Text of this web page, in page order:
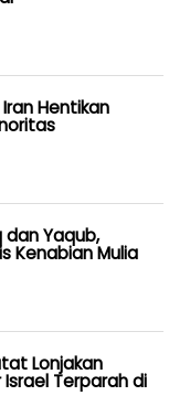
Iran Hentikan
dan Yaqub,
Kenabian Mulia
Lonjakan
Terparah di